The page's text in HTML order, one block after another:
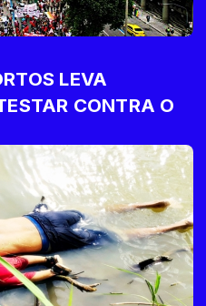
LEVA
CONTRA O